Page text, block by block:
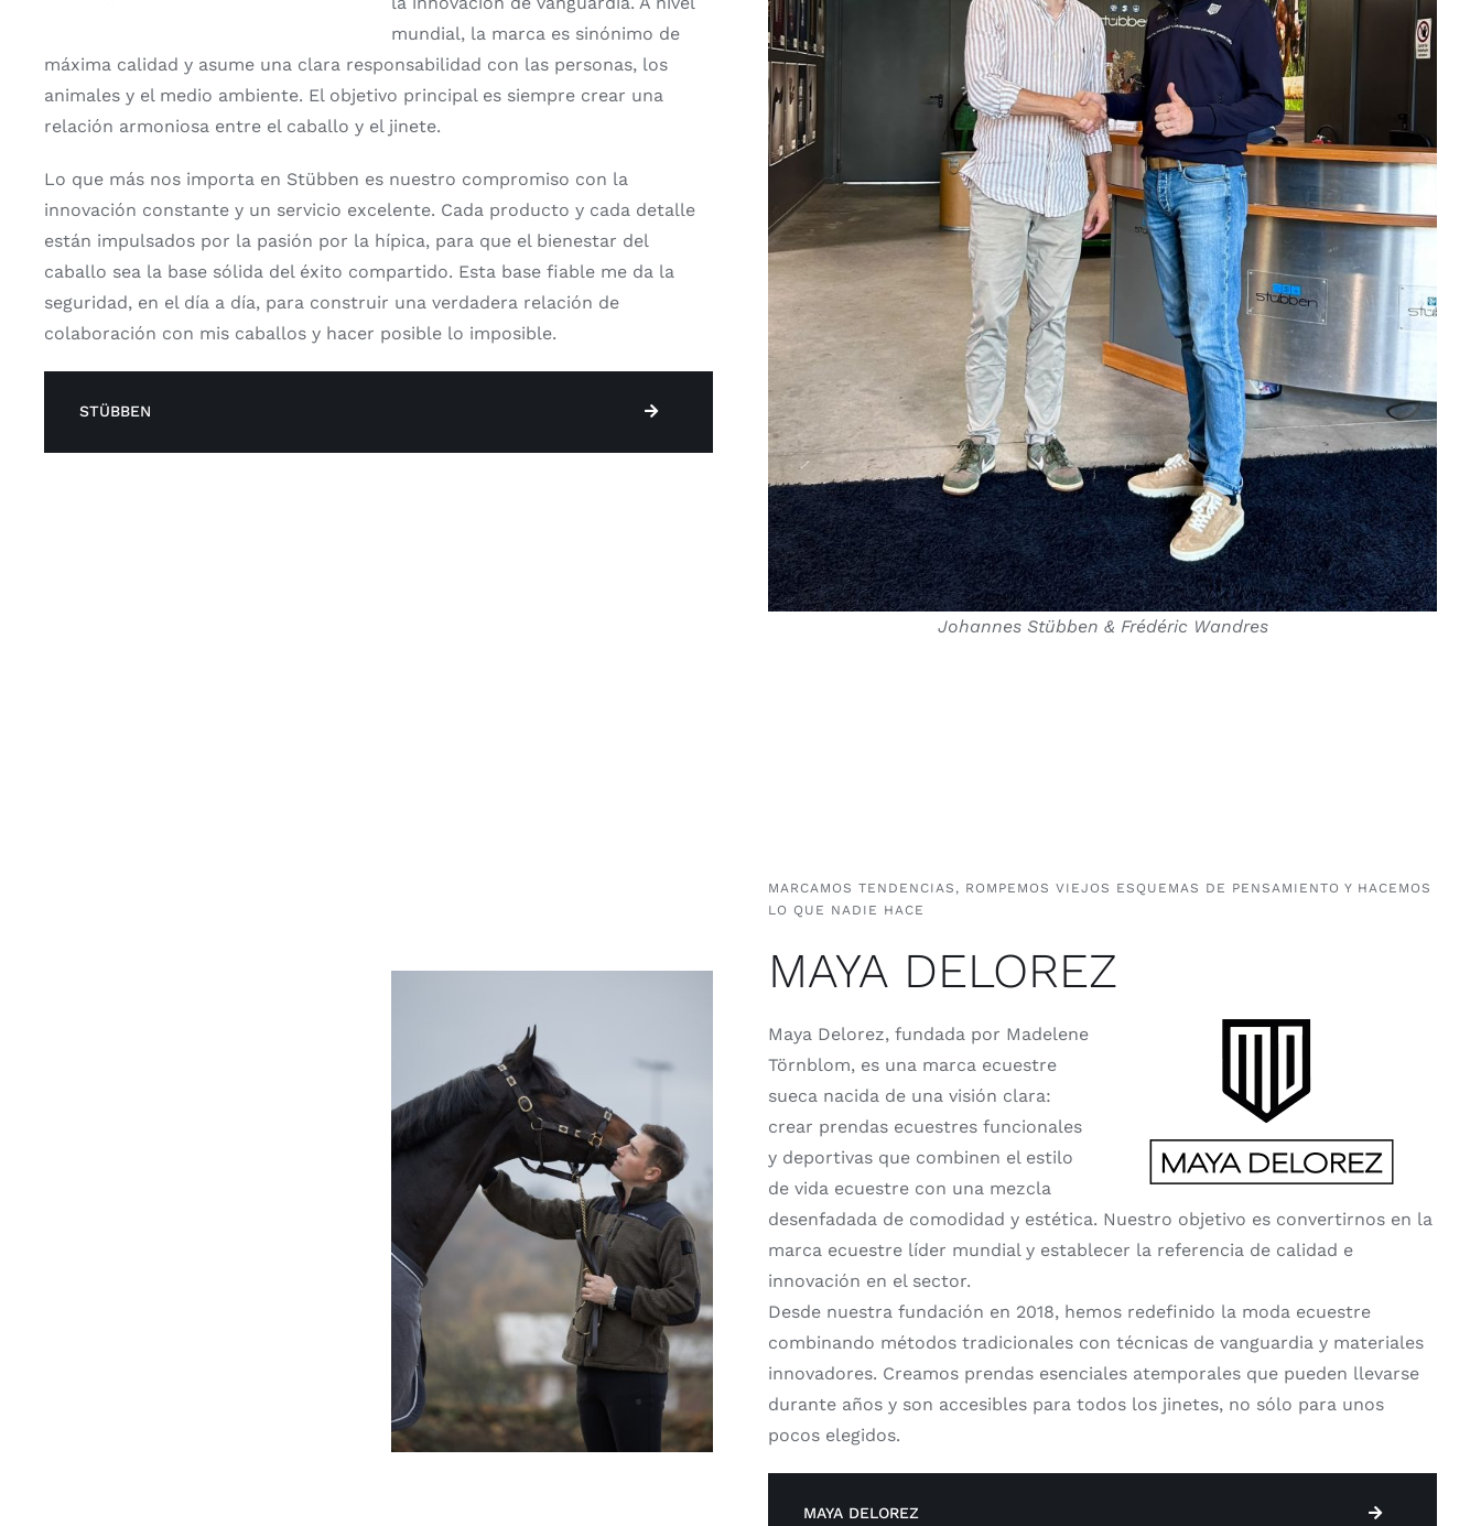
mundial, la marca es sinónimo de
máxima calidad y asume una clara responsabilidad con las personas, los
animales y el medio ambiente. El objetivo principal es siempre crear una
relación armoniosa entre el caballo y el jinete.
Lo que más nos importa en Stübben es nuestro compromiso con la
innovación constante y un servicio excelente. Cada producto y cada detalle
están impulsados por la pasión por la hípica, para que el bienestar del
caballo sea la base sólida del éxito compartido. Esta base fiable me da la
seguridad, en el día a día, para construir una verdadera relación de
colaboración con mis caballos y hacer posible lo imposible.
STÜBBEN
Johannes Stübben & Frédéric Wandres
MARCAMOS TENDENCIAS, ROMPEMOS VIEJOS ESQUEMAS DE PENSAMIENTO Y HACEMOS
LO QUE NADIE HACE
MAYA DELOREZ
Maya Delorez, fundada por Madelene
Törnblom, es una marca ecuestre
sueca nacida de una visión clara:
crear prendas ecuestres funcionales
y deportivas que combinen el estilo
de vida ecuestre con una mezcla
desenfadada de comodidad y estética. Nuestro objetivo es convertirnos en la
marca ecuestre líder mundial y establecer la referencia de calidad e
innovación en el sector.
Desde nuestra fundación en 2018, hemos redefinido la moda ecuestre
combinando métodos tradicionales con técnicas de vanguardia y materiales
innovadores. Creamos prendas esenciales atemporales que pueden llevarse
durante años y son accesibles para todos los jinetes, no sólo para unos
pocos elegidos.
MAYA DELOREZ